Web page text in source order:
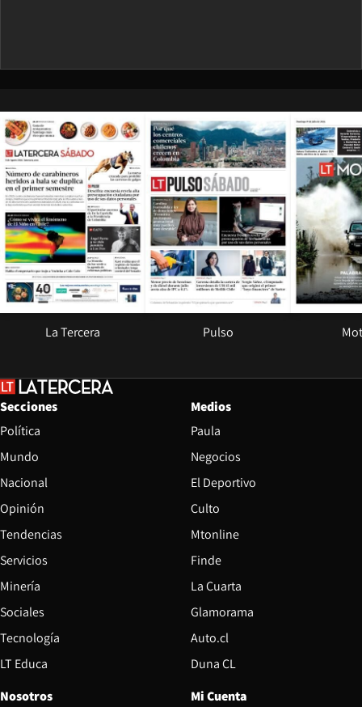
Opens in new window
La Tercera
Opens in
Pulso
Secciones
Política
Mundo
Nacional
Opinión
Tendencias
Servicios
Minería
Sociales
Tecnología
LT Educa
Medios
Paula
Negocios
El Deportivo
Culto
Mtonline
Finde
La Cuarta
Glamorama
Auto.cl
Duna CL
Nosotros
Mi Cuenta